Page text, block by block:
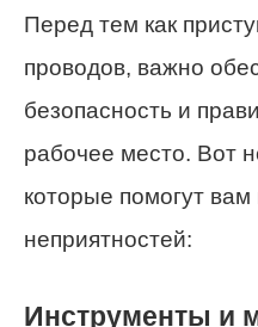
Перед тем как
проводов, важно
безопасность и
рабочее место. Вот
которые помогут вам
неприятностей:
Инструменты и